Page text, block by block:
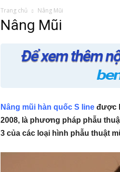
Trang chủ Nâng Mũi
Nâng Mũi
Nâng mũi hàn quốc S line được
2008, là phương pháp phẫu
3 của các loại hình phẫu thuật